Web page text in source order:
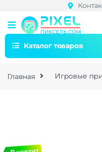
Каталог товаров
Главная Игровые